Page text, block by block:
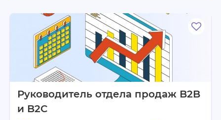
Руководитель отдела продаж B2B
и B2C